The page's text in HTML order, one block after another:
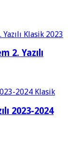
2. Yazılı
2023-2024